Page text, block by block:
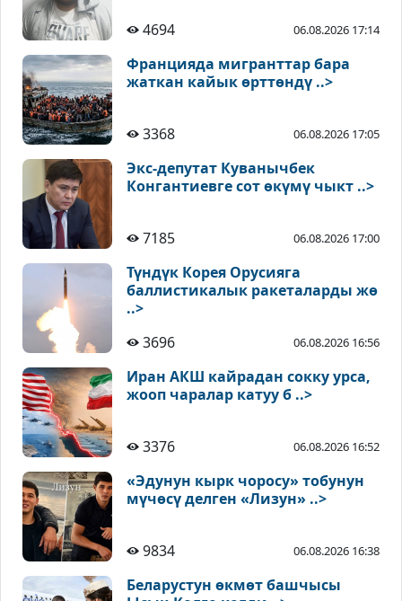
4694 06.08.2026 17:14
Францияда мигранттар бара
жаткан кайык өрттөндү ..>
3368 06.08.2026 17:05
Экс-депутат Куванычбек
Конгантиевге сот өкүмү чыкт ..>
7185 06.08.2026 17:00
Түндүк Корея Орусияга
баллистикалык ракеталарды жө
..>
3696
06.08.2026 16:56
Иран АКШ кайрадан сокку урса,
жооп чаралар катуу б ..>
3376 06.08.2026 16:52
«Эдунун кырк чоросу» тобунун
мүчөсү делген «Лизун» ..>
9834 06.08.2026 16:38
Беларустун өкмөт башчысы